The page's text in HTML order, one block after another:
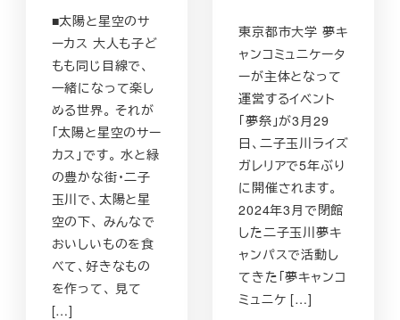
■太陽と星空のサ
ーカス 大人も子ど
もも同じ目線で、
一緒になって楽し
める世界。 それが
「太陽と星空のサー
カス」です。 水と緑
の豊かな街・二子
玉川で、太陽と星
空の下、 みんなで
おいしいものを食
べて、好きなもの
を作って、 見て
[…]
東京都市大学 夢キ
ャンコミュニケータ
ーが主体となって
運営するイベント
「夢祭」が3月29
日、二子玉川ライズ
ガレリアで5年ぶり
に開催されます。
2024年3月で閉館
した二子玉川夢キ
ャンパスで活動し
てきた「夢キャンコ
ミュニケ […]